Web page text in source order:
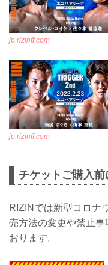
jp.rizinff.com
jp.rizinff.com
チケットご購入
RIZINでは新型コロナ
売方法の変更や禁止
おります。